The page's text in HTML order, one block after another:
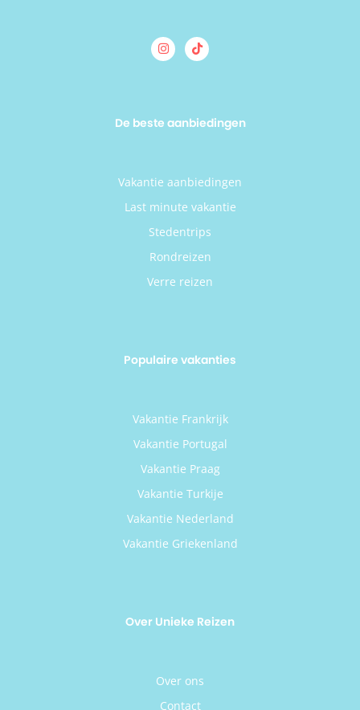
De beste aanbiedingen
Vakantie aanbiedingen
Last minute vakantie
Stedentrips
Rondreizen
Verre reizen
Populaire vakanties
Vakantie Frankrijk
Vakantie Portugal
Vakantie Praag
Vakantie Turkije
Vakantie Nederland
Vakantie Griekenland
Over Unieke Reizen
Over ons
Contact